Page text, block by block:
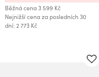
Běžná cena3 599 Kč
Nejnižší cena za posledních 30
dní: 2 773 Kč